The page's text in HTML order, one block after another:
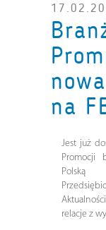
na
Jest już
Promocji
relacje z